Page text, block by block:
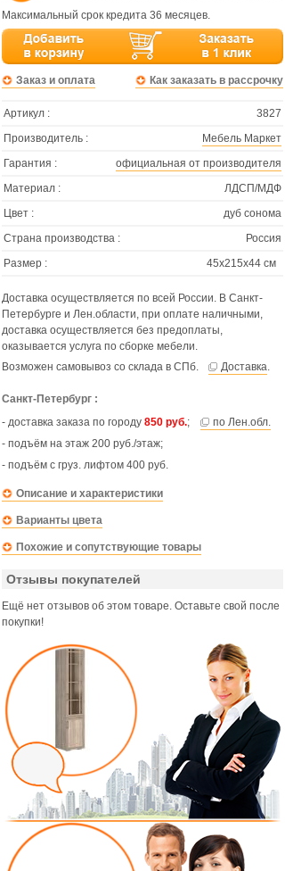
Максимальный срок кредита 36 месяцев.
Заказ и оплата Как заказать в рассрочку
Артикул :
3827
Производитель :
Мебель Маркет
Гарантия :
официальная от производителя
Материал :
ЛДСП/МДФ
Цвет :
дуб сонома
Страна производства :
Россия
Размер :
45х215х44 см
Доставка осуществляется по всей России. В Санкт-
Петербурге и Лен.области, при оплате наличными,
доставка осуществляется без предоплаты,
оказывается услуга по сборке мебели.
Возможен самовывоз со склада в СПб.
Доставка.
Санкт-Петербург :
- доставка заказа по городу 850 руб.;
по Лен.обл.
- подъём на этаж 200 руб./этаж;
- подъём с груз. лифтом 400 руб.
Описание и характеристики
Варианты цвета
Похожие и сопутствующие товары
Отзывы покупателей
Ещё нет отзывов об этом товаре. Оставьте свой после
покупки!